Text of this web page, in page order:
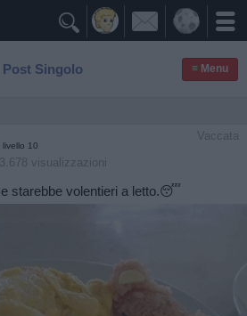

Post Singolo ≡ Menu
Vaccata
livello 10
visualizzazioni
starebbe volentieri a letto.😴